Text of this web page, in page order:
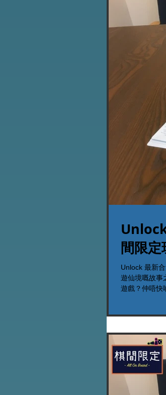
間限定
Unlock 最新
遊仙境嘅故事
遊戲？仲唔快